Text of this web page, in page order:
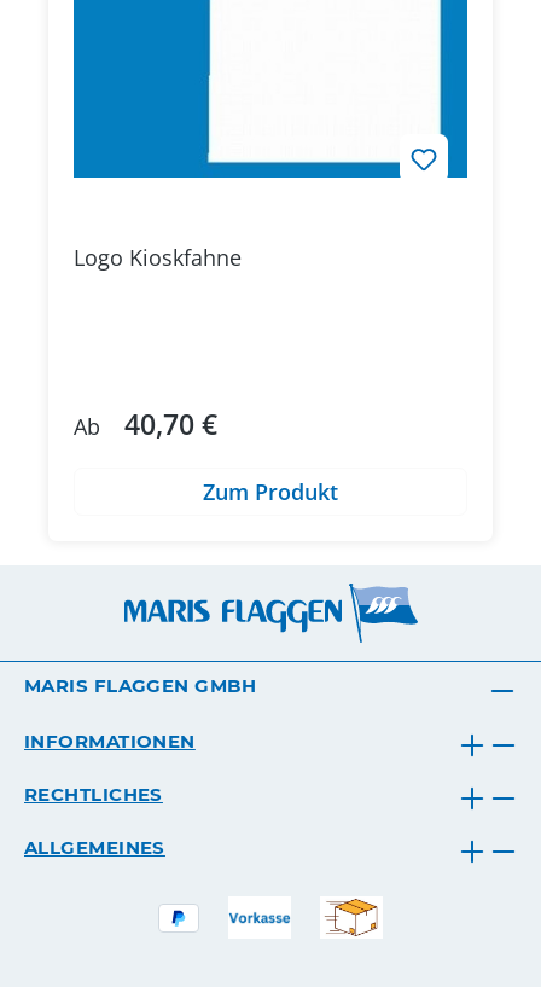
Logo Kioskfahne
Regulärer Preis:
Ab 40,70 €
Zum Produkt
MARIS FLAGGEN GMBH
INFORMATIONEN
RECHTLICHES
ALLGEMEINES